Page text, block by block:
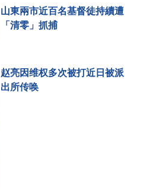
山東兩市近百名基督徒持續遭
「清零」抓捕
赵亮因维权多次被打近日被派
出所传唤